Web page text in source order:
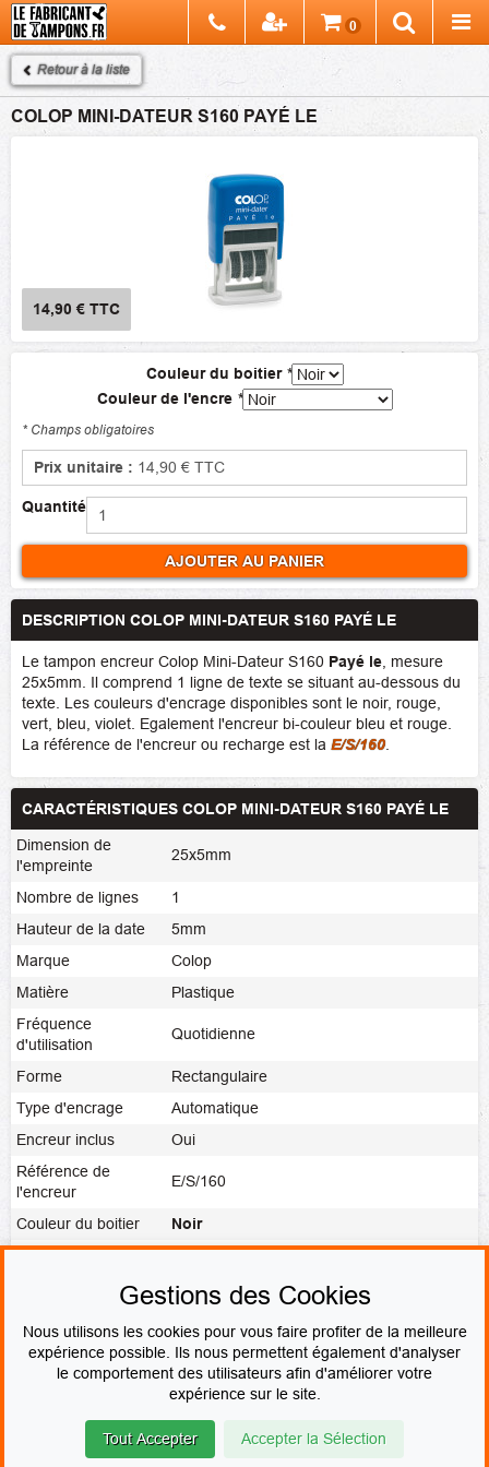
Retour à la liste
COLOP MINI-DATEUR S160 PAYÉ LE
14,90 € TTC
Couleur du boitier *
Couleur de l'encre *
* Champs obligatoires
Prix unitaire : 14,90 € TTC
Quantité
AJOUTER AU PANIER
DESCRIPTION COLOP MINI-DATEUR S160 PAYÉ LE
Le tampon encreur Colop Mini-Dateur S160 Payé le , mesure
25x5mm. Il comprend 1 ligne de texte se situant au-dessous du
texte. Les couleurs d'encrage disponibles sont le noir, rouge,
vert, bleu, violet. Egalement l'encreur bi-couleur bleu et rouge.
La référence de l'encreur ou recharge est la E/S/160.
CARACTÉRISTIQUES COLOP MINI-DATEUR S160 PAYÉ LE
Dimension de
l'empreinte
25x5mm
Nombre de lignes
1
Hauteur de la date
5mm
Marque
Colop
Matière
Plastique
Fréquence
d'utilisation
Quotidienne
Forme
Rectangulaire
Type d'encrage
Automatique
Encreur inclus
Oui
Référence de
l'encreur
E/S/160
Couleur du boitier Noir
Noir,Rouge,Bleu,Vert,Violet,Vierge,
Fabrication express
PAIEMENT SÉCURISÉ
© Le fabricant de Tampons Contact Mentions légales
Gestions des Cookies
Nous utilisons les cookies pour vous faire profiter de la meilleure
expérience possible. Ils nous permettent également d'analyser
le comportement des utilisateurs afin d'améliorer votre
expérience sur le site.
Tout Accepter Accepter la Sélection
0
Chercher